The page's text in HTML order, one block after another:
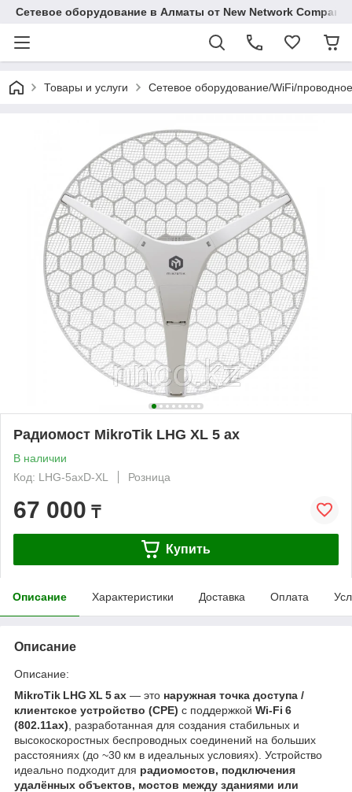
Сетевое оборудование в Алматы от New Network Company
Товары и услуги Сетевое оборудование/WiFi/проводное
Радиомост MikroTik LHG XL 5 ax
В наличии
Код: LHG-5axD-XL
Розница
67 000 ₸
Купить
Описание Характеристики Доставка Оплата
Описание
Описание:
MikroTik LHG XL 5 ax — это наружная точка доступа /
клиентское устройство (CPE) с поддержкой Wi‑Fi 6
(802.11ax) , разработанная для создания стабильных и
высокоскоростных беспроводных соединений на больших
расстояниях (до ~30 км в идеальных условиях). Устройство
идеально подходит для радиомостов, подключения
удалённых объектов, мостов между зданиями или